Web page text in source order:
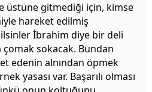
üstüne gitmediği için, kimse
hareket edilmiş
İbrahim diye bir deli
çomak sokacak. Bundan
edenin alnından öpmek
yasası var. Başarılı olması